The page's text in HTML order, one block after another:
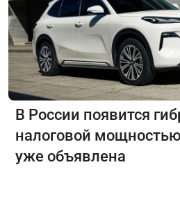
В России появится
налоговой
уже объявлена